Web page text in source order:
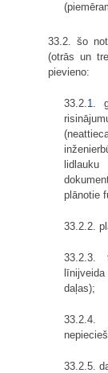
33.2. šo
(otrās un
pievieno:
33.2. 1.
plānotie
33.2.2.
33.2.3.
daļas);
33.2.4.
33.2.5.